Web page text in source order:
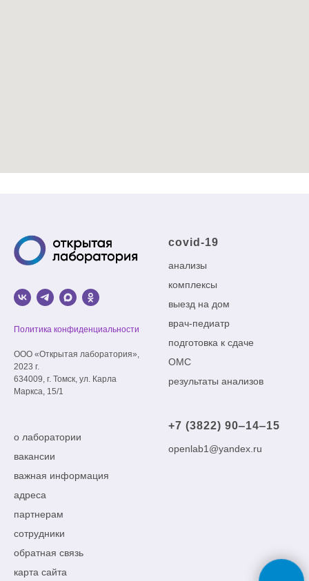
Политика конфиденциальности
ООО «Открытая лаборатория»,
2023 г.
634009, г. Томск, ул. Карла
Маркса, 15/1
covid-19
анализы
комплексы
выезд на дом
врач-педиатр
подготовка к сдаче
ОМС
результаты анализов
о лаборатории
вакансии
важная информация
адреса
партнерам
сотрудники
обратная связь
карта сайта
+7 (3822) 90‒14‒15
openlab1@yandex.ru